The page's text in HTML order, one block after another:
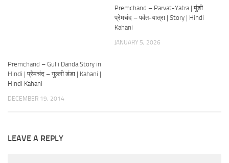
Premchand – Gulli Danda Story in
Hindi | प्रेमचंद – गुल्ली डंडा | Kahani |
Hindi Kahani
DECEMBER 19, 2014
Premchand – Parvat-Yatra | मुंशी
प्रेमचंद – पर्वत-यात्रा | Story | Hindi
Kahani
JANUARY 5, 2026
LEAVE A REPLY